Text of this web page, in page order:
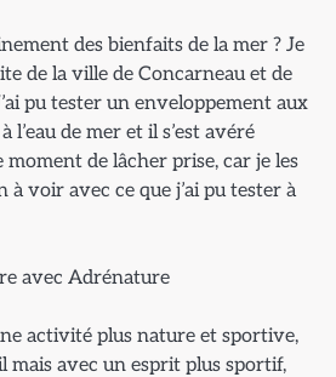
des bienfaits de la mer ? Je
de la ville de Concarneau et de
pu tester un enveloppement aux
l’eau de mer et il s’est avéré
de lâcher prise, car je les
à voir avec ce que j’ai pu tester à
avec Adrénature
activité plus nature et sportive,
mais avec un esprit plus sportif,